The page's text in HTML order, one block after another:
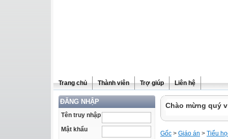
Trang chủ Thành viên Trợ giúp Liên hệ
ĐĂNG NHẬP
Tên truy nhập
Mật khẩu
Chào mừng quý
Gốc > Giáo án > Tiểu